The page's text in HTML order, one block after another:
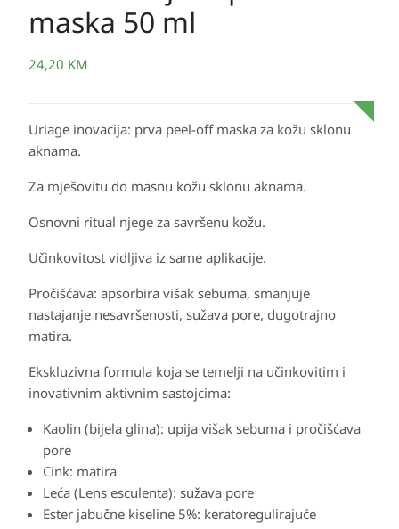
maska 50 ml
24,20 KM
Uriage inovacija: prva peel-off maska za kožu sklonu
aknama.
Za mješovitu do masnu kožu sklonu aknama.
Osnovni ritual njege za savršenu kožu.
Učinkovitost vidljiva iz same aplikacije.
Pročišćava: apsorbira višak sebuma, smanjuje
nastajanje nesavršenosti, sužava pore, dugotrajno
matira.
Ekskluzivna formula koja se temelji na učinkovitim i
inovativnim aktivnim sastojcima:
Kaolin (bijela glina): upija višak sebuma i pročišćava
pore
Cink: matira
Leća (Lens esculenta): sužava pore
Ester jabučne kiseline 5%: keratoregulirajuće